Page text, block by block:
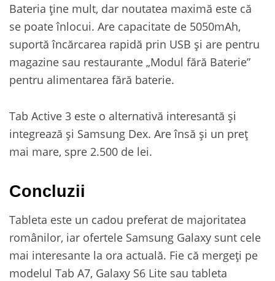
Bateria ține mult, dar noutatea maximă este că
se poate înlocui. Are capacitate de 5050mAh,
suportă încărcarea rapidă prin USB și are pentru
magazine sau restaurante „Modul fără Baterie”
pentru alimentarea fără baterie.
Tab Active 3 este o alternativă interesantă și
integrează și Samsung Dex. Are însă și un preț
mai mare, spre 2.500 de lei.
Concluzii
Tableta este un cadou preferat de majoritatea
românilor, iar ofertele Samsung Galaxy sunt cele
mai interesante la ora actuală. Fie că mergeți pe
modelul Tab A7, Galaxy S6 Lite sau tableta